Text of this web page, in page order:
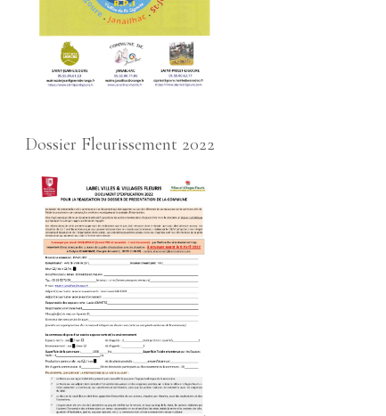
Dossier Fleurissement 2022